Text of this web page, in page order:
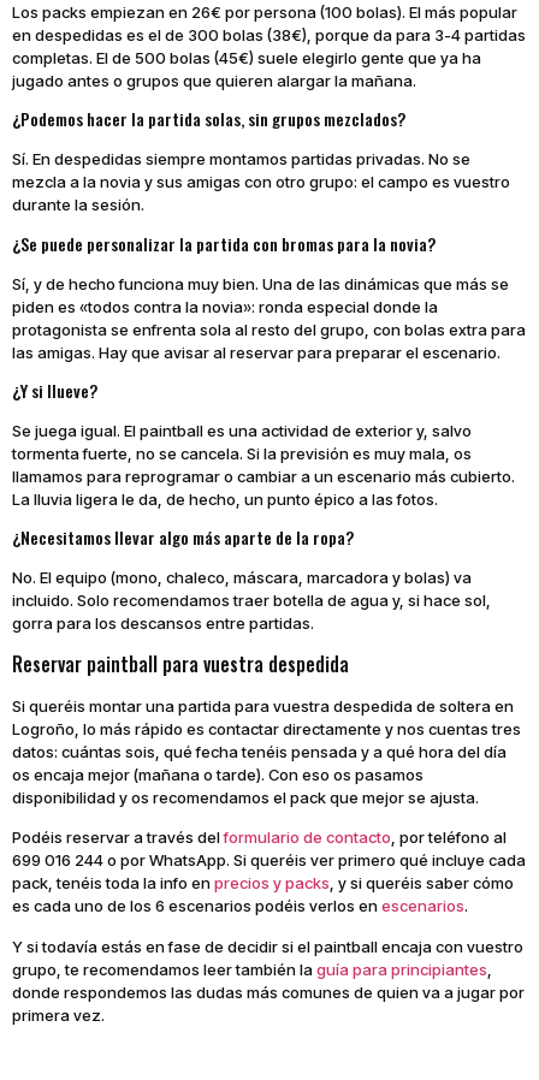
Los packs empiezan en 26€ por persona (100 bolas). El más popular
en despedidas es el de 300 bolas (38€), porque da para 3-4 partidas
completas. El de 500 bolas (45€) suele elegirlo gente que ya ha
jugado antes o grupos que quieren alargar la mañana.
¿Podemos hacer la partida solas, sin grupos mezclados?
Sí. En despedidas siempre montamos partidas privadas. No se
mezcla a la novia y sus amigas con otro grupo: el campo es vuestro
durante la sesión.
¿Se puede personalizar la partida con bromas para la novia?
Sí, y de hecho funciona muy bien. Una de las dinámicas que más se
piden es «todos contra la novia»: ronda especial donde la
protagonista se enfrenta sola al resto del grupo, con bolas extra para
las amigas. Hay que avisar al reservar para preparar el escenario.
¿Y si llueve?
Se juega igual. El paintball es una actividad de exterior y, salvo
tormenta fuerte, no se cancela. Si la previsión es muy mala, os
llamamos para reprogramar o cambiar a un escenario más cubierto.
La lluvia ligera le da, de hecho, un punto épico a las fotos.
¿Necesitamos llevar algo más aparte de la ropa?
No. El equipo (mono, chaleco, máscara, marcadora y bolas) va
incluido. Solo recomendamos traer botella de agua y, si hace sol,
gorra para los descansos entre partidas.
Reservar paintball para vuestra despedida
Si queréis montar una partida para vuestra despedida de soltera en
Logroño, lo más rápido es contactar directamente y nos cuentas tres
datos: cuántas sois, qué fecha tenéis pensada y a qué hora del día
os encaja mejor (mañana o tarde). Con eso os pasamos
disponibilidad y os recomendamos el pack que mejor se ajusta.
Podéis reservar a través delformulario de contacto , por teléfono al
699 016 244 o por WhatsApp. Si queréis ver primero qué incluye cada
pack, tenéis toda la info en precios y packs , y si queréis saber cómo
es cada uno de los 6 escenarios podéis verlos en escenarios.
Y si todavía estás en fase de decidir si el paintball encaja con vuestro
grupo, te recomendamos leer también la guía para principiantes
donde respondemos las dudas más comunes de quien va a jugar por
primera vez.